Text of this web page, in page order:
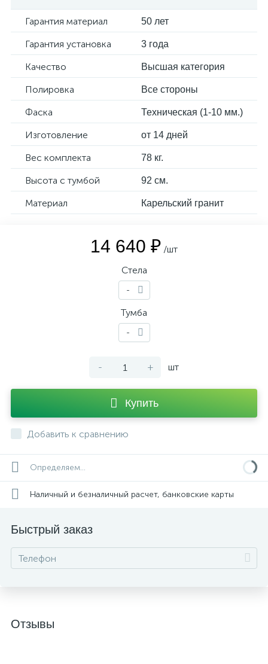
Гарантия материал 50 лет
Гарантия установка 3 года
Качество Высшая категория
Полировка Все стороны
Фаска Техническая (1-10 мм.)
Изготовление от 14 дней
Вес комплекта 78 кг.
Высота с тумбой 92 см.
Материал Карельский гранит
14 640 ₽ /шт
Стела
-
Тумба
-
- + шт
Купить
Добавить к сравнению
Определяем...
Наличный и безналичный расчет, банковские карты
Быстрый заказ
Отзывы